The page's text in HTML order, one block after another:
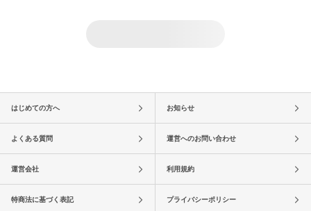
はじめての方へ お知らせ
よくある質問 運営へのお問い合わせ
運営会社 利用規約
特商法に基づく表記 プライバシーポリシー